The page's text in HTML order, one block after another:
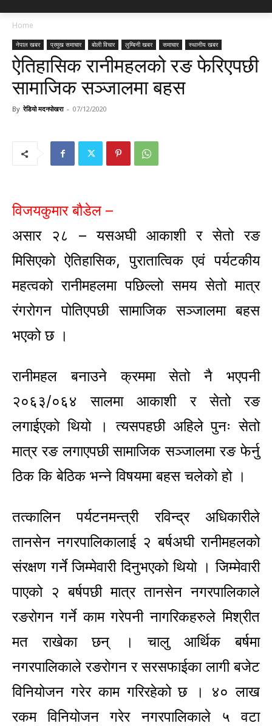
Home
नेपाल खबर प्रमुख समाचार बोली विचार लुम्बिनी खबर समाचार स्थानीय खबर
ऐतिहासिक रानीमहलको रङ फेरिएपछी
सामाजिक सञ्जालमा बहस
By रेडियो मदनपोखरा - 07/12/2020
विजयकुमार बौडेल –
असार २८ – यसअघी आकाशी र सेतो रङ
मिसिएको ऐतिहासिक, पुरातात्विक एवं पर्यटकीय
महत्वको रानीमहलमा पछिल्लो समय सेतो मात्र
रंगरोगन पोतिएपछी सामाजिक सञ्जालमा बहस
भएको छ ।
रानीमहल बनाउने क्रममा सेतो नै भएपनी
२०६३/०६४ सालमा आकाशी र सेतो रङ
लगाईएको थियो । त्यसपहछी अहिले पुनः सेतो
मात्र रङ लगाएपछी सामाजिक सञ्जालमा रङ फेर्नु
ठिक कि बेठिक भन्ने विषयमा बहस चलेको हो ।
तत्कालिन पर्यटनमन्त्री रविन्द्र अधिकारीले
तानसेन नगरपालिकालाई २ बर्षअघी रानीमहलको
संरक्षण गर्ने जिम्मेवारी दिनुभएको थियो । जिम्मेवारी
पाएको २ बर्षपछी मात्र तानसेन नगरपालिकाले
रङरोगन गर्ने काम गरेपनी नागरिकहरुले मिश्रीत
मत राखेका छन् । चालु आर्थिक बर्षमा
नगरपालिकाले रङरोगन र सरसफाईका लागी बजेट
विनियोजन गरेर काम गरिरहेको छ । ४० लाख
रकम विनियोजन गरेर नगरपालिकाले ५ वटा